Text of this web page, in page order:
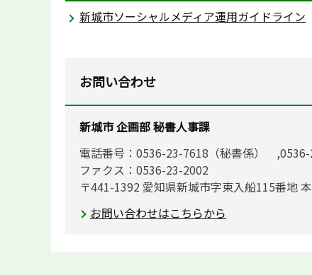
新城市ソーシャルメディア運用ガイドライン
お問い合わせ
新城市 企画部 秘書人事課
電話番号：0536-23-7618（秘書係）
ファクス：0536-23-2002
〒441-1392 愛知県新城市字東入船115番地
お問い合わせはこちらから